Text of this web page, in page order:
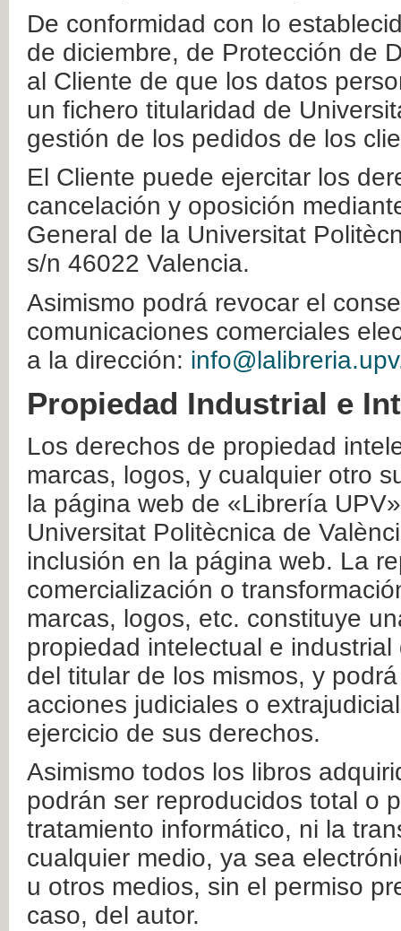
De conformidad con lo
de diciembre, de Protección de
al Cliente de que los datos
un fichero titularidad de
gestión de los pedidos de los
El Cliente puede ejercitar los
cancelación y oposición
General de la Universitat
s/n 46022 Valencia.
Asimismo podrá revocar el
comunicaciones comerciales
a la dirección:
Propiedad Industrial e
Los derechos de propiedad
marcas, logos, y cualquier otro
la página web de «Librería
Universitat Politècnica de
inclusión en la página web. La
comercialización o
marcas, logos, etc. constituye
propiedad intelectual e
del titular de los mismos, y
acciones judiciales o
ejercicio de sus derechos.
Asimismo todos los libros
podrán ser reproducidos total o
tratamiento informático, ni la
cualquier medio, ya sea
u otros medios, sin el permiso
caso, del autor.